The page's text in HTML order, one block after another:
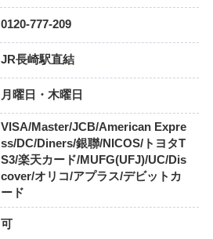
0120-777-209
JR長崎駅直結
月曜日・木曜日
VISA/Master/JCB/American Expre
ss/DC/Diners/銀聯/NICOS/トヨタT
S3/楽天カード/MUFG(UFJ)/UC/Dis
cover/オリコ/アプラス/デビットカ
ード
可